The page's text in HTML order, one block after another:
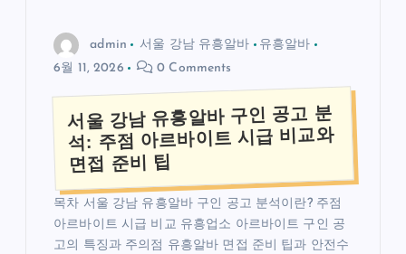
admin 서울 강남 유흥알바
유흥알바
6월 11, 2026
0 Comments
서울 강남 유흥알바 구인 공고 분
석: 주점 아르바이트 시급 비교와
면접 준비 팁
목차 서울 강남 유흥알바 구인 공고 분석이란? 주점
아르바이트 시급 비교 유흥업소 아르바이트 구인 공
고의 특징과 주의점 유흥알바 면접 준비 팁과 안전수